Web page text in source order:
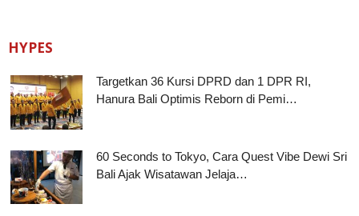
HYPES
Targetkan 36 Kursi DPRD dan 1 DPR RI,
Hanura Bali Optimis Reborn di Pemi…
60 Seconds to Tokyo, Cara Quest Vibe Dewi Sri
Bali Ajak Wisatawan Jelaja…